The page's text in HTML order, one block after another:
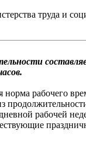
труда и
рабочего
рабочей